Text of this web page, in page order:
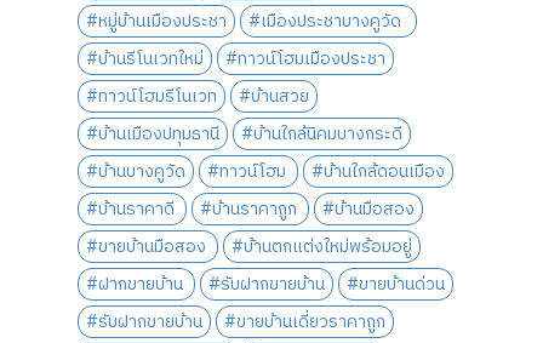
#หมู่บ้านเมืองประชา
#เมืองประชาบางคูวัด
#บ้านรีโนเวทใหม่
#ทาวน์โฮมเมืองประชา
#ทาวน์โฮมรีโนเวท
#บ้านสวย
#บ้านเมืองปทุมธานี
#บ้านใกล้นิคมบางกระดี
#บ้านบางคูวัด
#ทาวน์โฮม
#บ้านใกล้ดอนเมือง
#บ้านราคาดี
#บ้านราคาถูก
#บ้านมือสอง
#ขายบ้านมือสอง
#บ้านตกแต่งใหม่พร้อมอยู่
#ฝากขายบ้าน
#รับฝากขายบ้าน
#ขายบ้านด่วน
#รับฝากขายบ้าน
#ขายบ้านเดี่ยวราคาถูก